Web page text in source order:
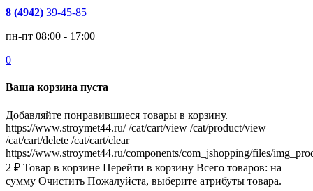
8 (4942) 39-45-85
пн-пт 08:00 - 17:00
0
Ваша корзина пуста
Добавляйте понравившиеся товары в корзину.
https://www.stroymet44.ru/ /cat/cart/view /cat/product/view
/cat/cart/delete /cat/cart/clear
https://www.stroymet44.ru/components/com_jshopping/files/
2 ₽ Товар в корзине Перейти в корзину Всего товаров: на
сумму Очистить Пожалуйста, выберите атрибуты товара.